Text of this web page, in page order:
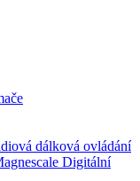
dálková ovládání
Digitální